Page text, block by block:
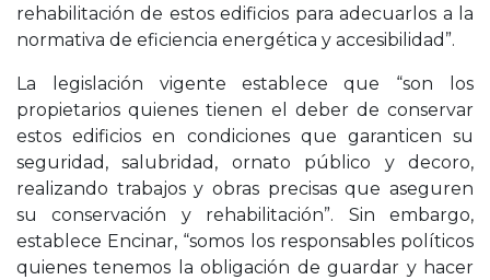
rehabilitación de estos edificios para adecuarlos a la
normativa de eficiencia energética y accesibilidad”.
La legislación vigente establece que “son los
propietarios quienes tienen el deber de conservar
estos edificios en condiciones que garanticen su
seguridad, salubridad, ornato público y decoro,
realizando trabajos y obras precisas que aseguren
su conservación y rehabilitación”. Sin embargo,
establece Encinar, “somos los responsables políticos
quienes tenemos la obligación de guardar y hacer